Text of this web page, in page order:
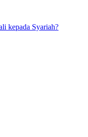
kepada Syariah?